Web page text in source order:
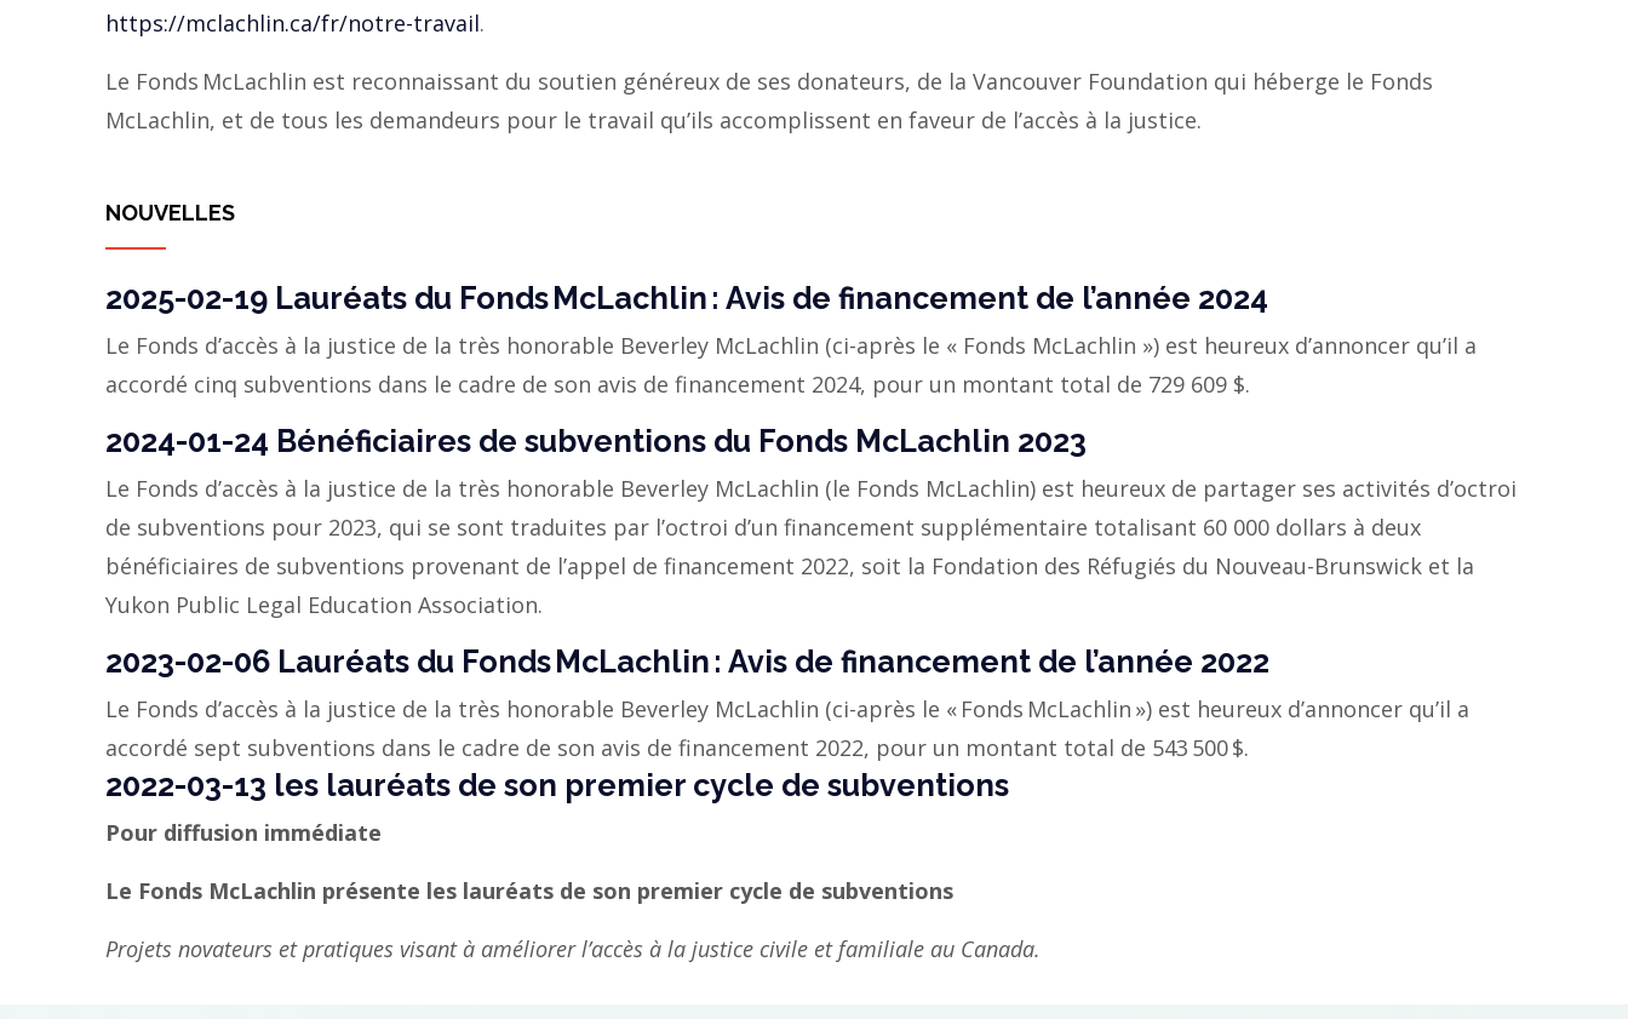
https://mclachlin.ca/fr/notre-travail.
Le Fonds McLachlin est reconnaissant du soutien généreux de ses donateurs, de la Vancouver Foundation qui héberge le Fonds
McLachlin, et de tous les demandeurs pour le travail qu’ils accomplissent en faveur de l’accès à la justice.
NOUVELLES
2025-02-19 Lauréats du Fonds McLachlin : Avis de financement de l’année 2024
Le Fonds d’accès à la justice de la très honorable Beverley McLachlin (ci-après le « Fonds McLachlin ») est heureux d’annoncer qu’il a
accordé cinq subventions dans le cadre de son avis de financement 2024, pour un montant total de 729 609 $.
2024-01-24 Bénéficiaires de subventions du Fonds McLachlin 2023
Le Fonds d’accès à la justice de la très honorable Beverley McLachlin (le Fonds McLachlin) est heureux de partager ses activités d’octroi
de subventions pour 2023, qui se sont traduites par l’octroi d’un financement supplémentaire totalisant 60 000 dollars à deux
bénéficiaires de subventions provenant de l’appel de financement 2022, soit la Fondation des Réfugiés du Nouveau-Brunswick et la
Yukon Public Legal Education Association.
2023-02-06 Lauréats du Fonds McLachlin : Avis de financement de l’année 2022
Le Fonds d’accès à la justice de la très honorable Beverley McLachlin (ci-après le « Fonds McLachlin ») est heureux d’annoncer qu’il a
accordé sept subventions dans le cadre de son avis de financement 2022, pour un montant total de 543 500 $.
2022-03-13 les lauréats de son premier cycle de subventions
Pour diffusion immédiate
Le Fonds McLachlin présente les lauréats de son premier cycle de subventions
Projets novateurs et pratiques visant à améliorer l’accès à la justice civile et familiale au Canada.